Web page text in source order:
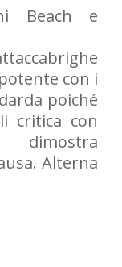
Beach e
con i
poiché
critica con
Alterna